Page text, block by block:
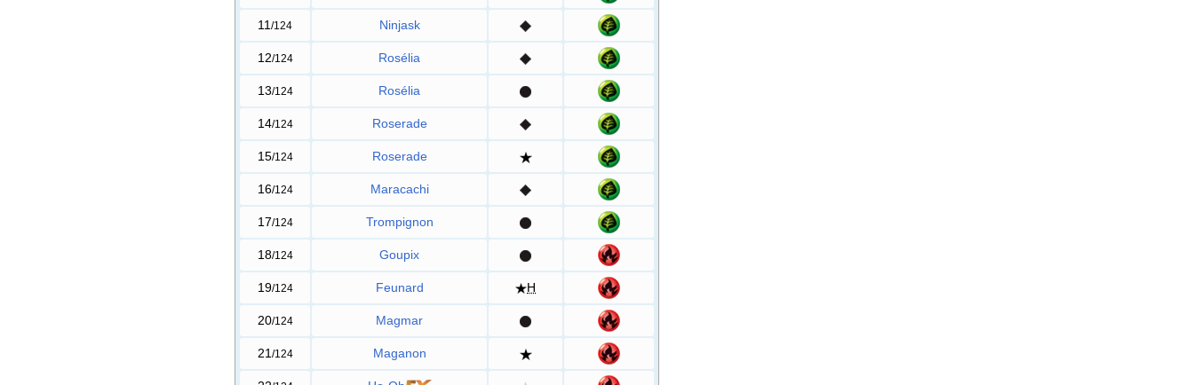
11 /124 Ninjask
12/124 Rosélia
13/124 Rosélia
14/124 Roserade
15/124 Roserade
16/124 Maracachi
17/124 Trompignon
18/124 Goupix
19/124 Feunard H
20/124 Magmar
21 /124 Maganon